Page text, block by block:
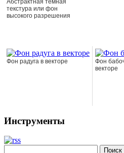
Абстрактная темная
текстура или фон
высокого разрешения
Фон радуга в векторе
Фон
векторе
Инструменты